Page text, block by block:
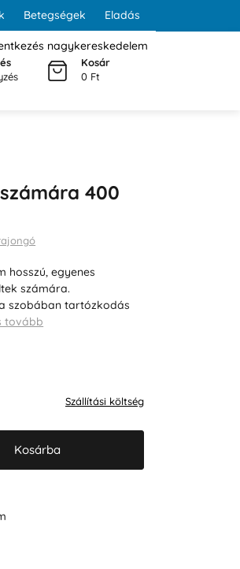
Betegségek Eladás
nagykereskedelem
Kosár
0 Ft
400
hosszú, egyenes
számára.
szobában tartózkodás
tovább
Szállítási költség
Kosárba